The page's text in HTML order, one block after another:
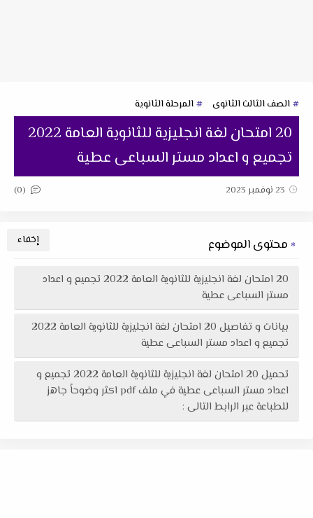
الصف الثالث الثانوى المرحلة الثانوية
20 امتحان لغة انجليزية للثانوية العامة 2022
تجميع و اعداد مستر السباعى عطية
23 نوفمبر 2023 (0)
محتوى الموضوع
20 امتحان لغة انجليزية للثانوية العامة 2022 تجميع و اعداد
مستر السباعى عطية
بيانات و تفاصيل 20 امتحان لغة انجليزية للثانوية العامة 2022
تجميع و اعداد مستر السباعى عطية
تحميل 20 امتحان لغة انجليزية للثانوية العامة 2022 تجميع و
اعداد مستر السباعى عطية في ملف pdf اكثر وضوحاً جاهز
للطباعة عبر الرابط التالى :